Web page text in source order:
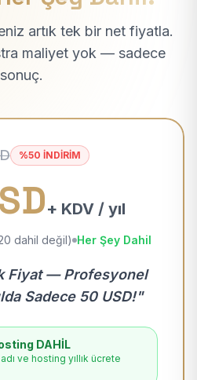
artık tek bir net fiyatla.
maliyet yok — sadece
sonuç.
%50 İNDİRİM
+ KDV / yıl
dahil değil) Her Şey Dahil
Fiyat — Profesyonel
Sadece 50 USD!"
DAHİL
ve hosting yıllık ücrete